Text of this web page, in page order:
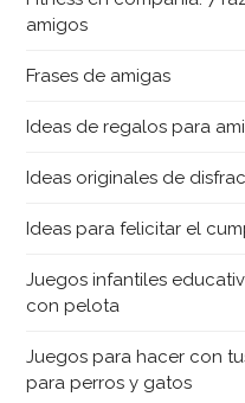
amigos
Frases de amigas
Ideas de regalos para
Ideas originales de
Ideas para felicitar el
Juegos infantiles
con pelota
Juegos para hacer con
para perros y gatos